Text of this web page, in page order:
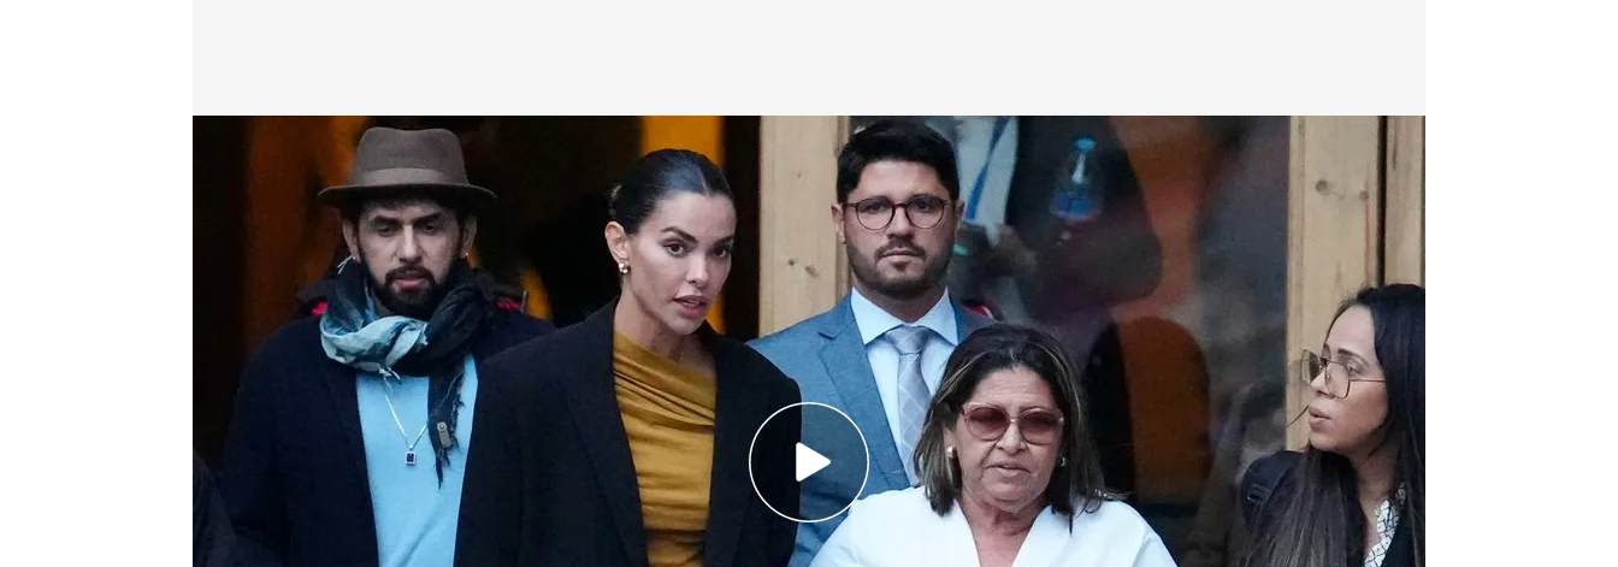
Joana Sanz después de declarar
Redacción digital Noticias Cuatro
06 FEB 2024 - 20:52h.
Durante la segunda jornada del juicio han declarado la mujer de Dani
Alves y un cocinero amigo del futbolista
Ambos han afirmado que aquella noche el jugador bebió grandes
cantidades de alcohol
Juicio contra Dani Alves por presunta agresión sexual: las conclusiones
de la primera jornada